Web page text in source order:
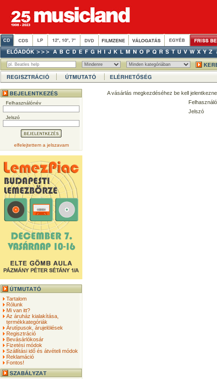
Felhasználónév
Jelszó
elfelejtettem a jelszavam
Tartalom
Rólunk
Mi van itt?
Az áruház kialakítása,
termékkategóriák
Árutípusok, árujelölések
Regisztráció
Bevásárlókosár
Fizetési módok
Szállítási idő és átvételi módok
Reklamáció
Fontos!
A vásárlás megkezdéséhez be kell
Jelszó